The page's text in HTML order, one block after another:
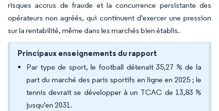
risques accrus de fraude et la concurrence persistante des
opérateurs non agréés, qui continuent d'exercer une pression
sur la rentabilité, même dans les marchés bien établis.
Principaux enseignements du rapport
Par type de sport, le football détenait 35,27 % de la
part du marché des paris sportifs en ligne en 2025 ; le
tennis devrait se développer à un TCAC de 13,83 %
jusqu'en 2031.